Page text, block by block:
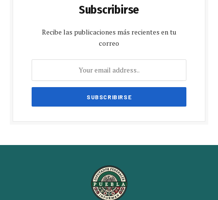
Subscribirse
Recibe las publicaciones más recientes en tu
correo